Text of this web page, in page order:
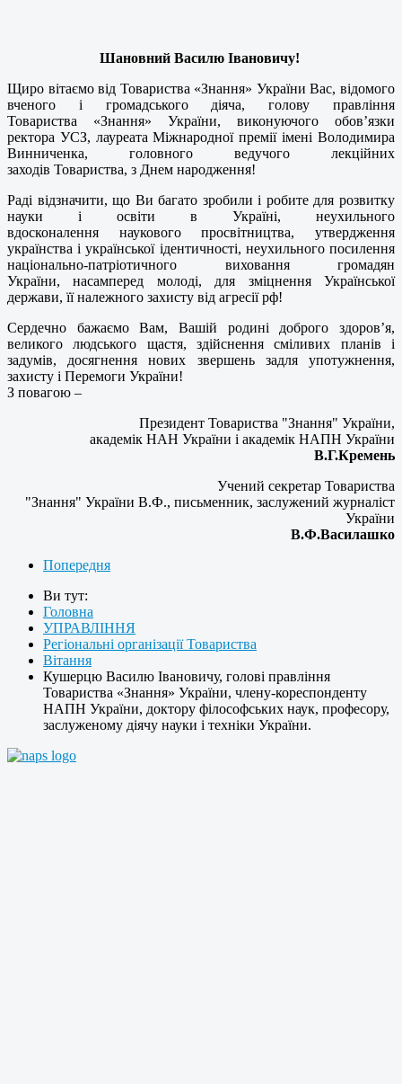
Шановний Василю Івановичу!
Щиро вітаємо від Товариства «Знання» України Вас, відомого
вченого і громадського діяча, голову правління
Товариства «Знання» України, виконуючого обов’язки
ректора УСЗ, лауреата Міжнародної премії імені Володимира
Винниченка, головного ведучого лекційних
заходів Товариства, з Днем народження!
Раді відзначити, що Ви багато зробили і робите для розвитку
науки і освіти в Україні, неухильного
вдосконалення наукового просвітництва, утвердження
українства і української ідентичності, неухильного посилення
національно-патріотичного виховання громадян
України, насамперед молоді, для зміцнення Української
держави, її належного захисту від агресії рф!
Сердечно бажаємо Вам, Вашій родині доброго здоров’я,
великого людського щастя, здійснення сміливих планів і
задумів, досягнення нових звершень задля употужнення,
захисту і Перемоги України!
З повагою –
Президент Товариства "Знання" України,
академік НАН України і академік НАПН України
В.Г.Кремень
Учений секретар Товариства
"Знання" України В.Ф., письменник, заслужений журналіст
України
В.Ф.Василашко
Попередня
Ви тут:
Головна
УПРАВЛІННЯ
Регіональні організації Товариства
Вітання
Кушерцю Василю Івановичу, голові правління
Товариства «Знання» України, члену-кореспонденту
НАПН України, доктору філософських наук, професору,
заслуженому діячу науки і техніки України.